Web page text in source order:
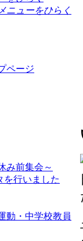
ニューをひらく
ページ